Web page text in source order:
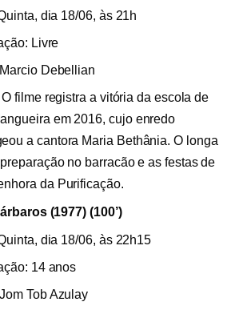
dia 18/06, às 21h
Livre
Debellian
filme registra a vitória da escola de
em 2016, cujo enredo
a cantora Maria Bethânia. O longa
no barracão e as festas de
da Purificação.
(1977) (100’)
dia 18/06, às 22h15
14 anos
Tob Azulay